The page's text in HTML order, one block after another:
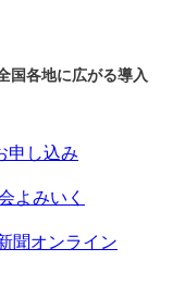
国各地に広がる導入